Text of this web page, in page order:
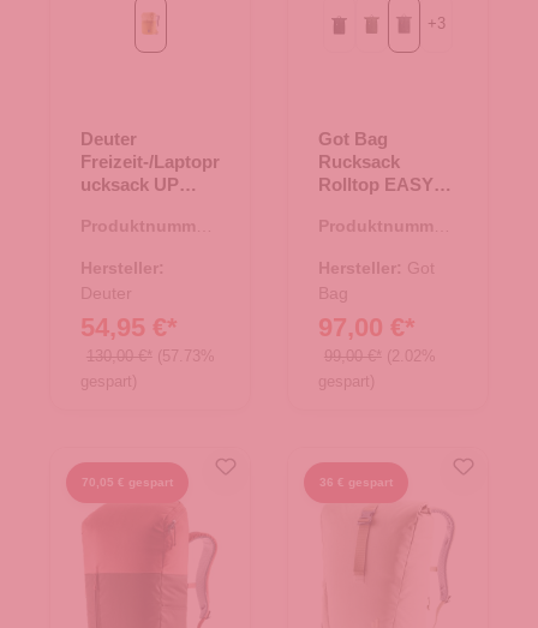
turmeric-ginger
Deuter
Freizeit-/Laptopr
ucksack UP
turmeric-ginger
Produktnummer:
Hersteller:
Deuter
54,95 €*
130,00 €* (57.73%
gespart)
Blackalgaeshark
+3
Got Bag
Rucksack
Rolltop EASY
Produktnummer:
Hersteller: Got
Bag
97,00 €*
99,00 €* (2.02%
gespart)
70,05 € gespart 36 € gespart